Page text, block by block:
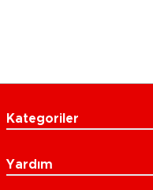
Kategoriler
Yardım